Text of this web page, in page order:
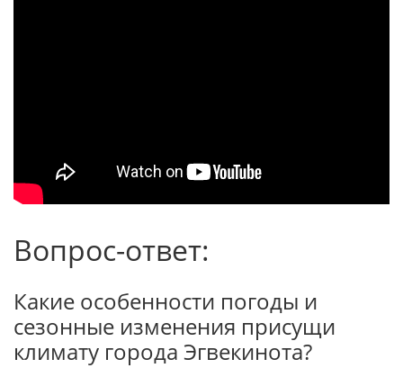
Вопрос-ответ:
Какие особенности погоды и
сезонные изменения присущи
климату города Эгвекинота?